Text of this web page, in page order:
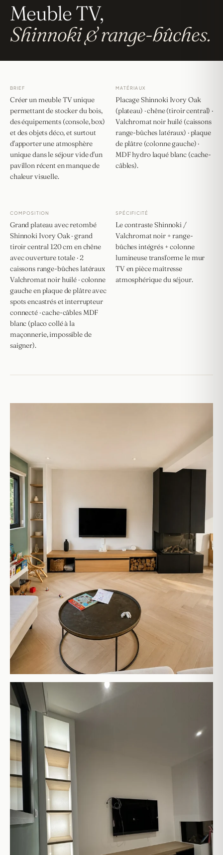
Meuble TV,
Shinnoki & range-bûches.
BRIEF
Créer un meuble TV unique
permettant de stocker du bois,
des équipements (console, box)
et des objets déco, et surtout
d'apporter une atmosphère
unique dans le séjour vide d'un
pavillon récent en manque de
chaleur visuelle.
MATÉRIAUX
Placage Shinnoki Ivory Oak
(plateau) · chêne (tiroir central) ·
Valchromat noir huilé (caissons
range-bûches latéraux) · plaque
de plâtre (colonne gauche) ·
MDF hydro laqué blanc (cache-
câbles).
COMPOSITION
Grand plateau avec retombé
Shinnoki Ivory Oak · grand
tiroir central 120 cm en chêne
avec ouverture totale · 2
caissons range-bûches latéraux
Valchromat noir huilé · colonne
gauche en plaque de plâtre avec
spots encastrés et interrupteur
connecté · cache-câbles MDF
blanc (placo collé à la
maçonnerie, impossible de
saigner).
SPÉCIFICITÉ
Le contraste Shinnoki /
Valchromat noir + range-
bûches intégrés + colonne
lumineuse transforme le mur
TV en pièce maîtresse
atmosphérique du séjour.